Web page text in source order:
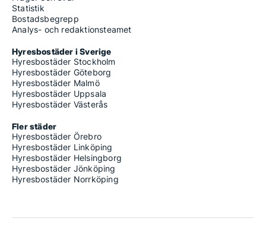
Statistik
Bostadsbegrepp
Analys- och redaktionsteamet
Hyresbostäder i Sverige
Hyresbostäder Stockholm
Hyresbostäder Göteborg
Hyresbostäder Malmö
Hyresbostäder Uppsala
Hyresbostäder Västerås
Fler städer
Hyresbostäder Örebro
Hyresbostäder Linköping
Hyresbostäder Helsingborg
Hyresbostäder Jönköping
Hyresbostäder Norrköping